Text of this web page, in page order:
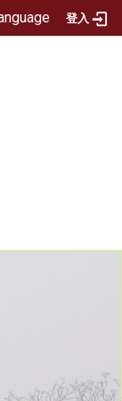
登入